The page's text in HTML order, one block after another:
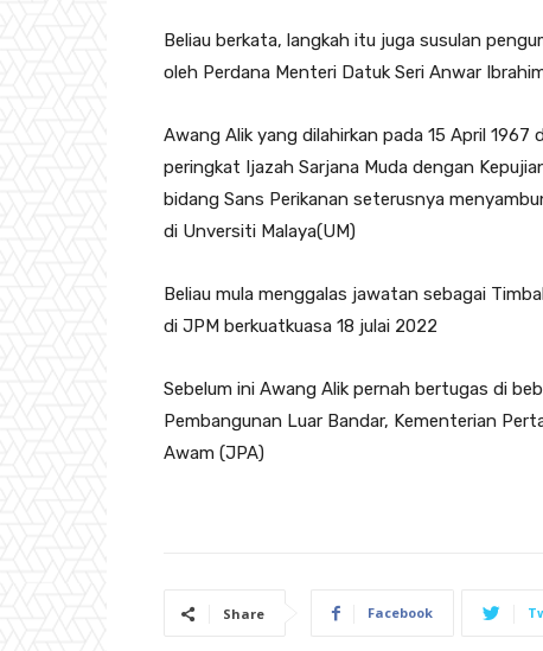
Beliau berkata, langkah itu juga susulan
oleh Perdana Menteri Datuk Seri Anwar
Awang Alik yang dilahirkan pada 15 April
peringkat Ijazah Sarjana Muda dengan
bidang Sans Perikanan seterusnya
di Unversiti Malaya(UM)
Beliau mula menggalas jawatan sebagai
di JPM berkuatkuasa 18 julai 2022
Sebelum ini Awang Alik pernah bertugas di
Pembangunan Luar Bandar, Kementerian
Awam (JPA)
Share Facebook